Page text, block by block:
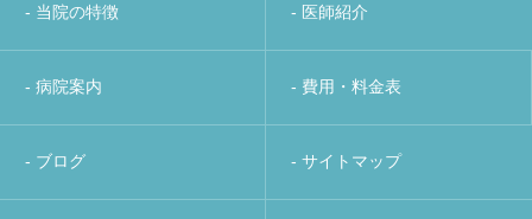
- 当院の特徴 - 医師紹介
- 病院案内 - 費用・料金表
- ブログ - サイトマップ